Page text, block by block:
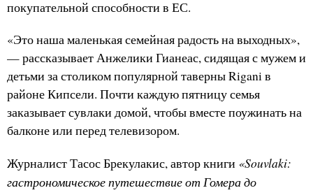
покупательной способности в ЕС.
«Это наша маленькая семейная радость на выходных»,
— рассказывает Анжелики Гианеас, сидящая с мужем и
детьми за столиком популярной таверны Rigani в
районе Кипсели. Почти каждую пятницу семья
заказывает сувлаки домой, чтобы вместе поужинать на
балконе или перед телевизором.
Журналист Тасос Брекулакис, автор книги «Souvlaki:
гастрономическое путешествие от Гомера до